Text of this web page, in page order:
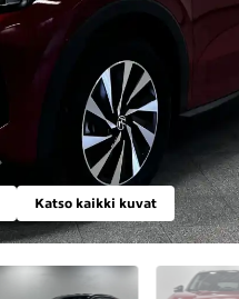
Katso kaikki kuvat